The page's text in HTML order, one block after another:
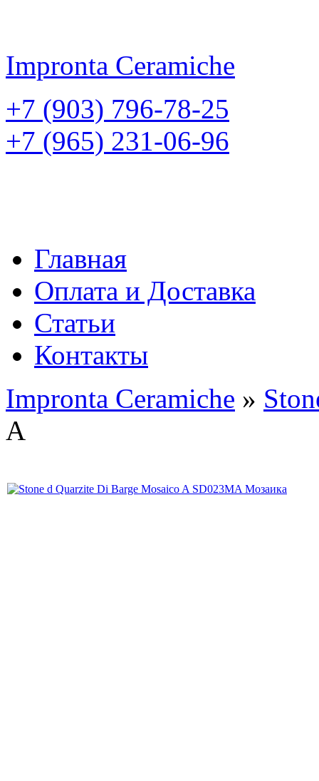
Impronta Ceramiche
+7 (903) 796-78-25
+7 (965) 231-06-96
Главная
Оплата и Доставка
Статьи
Контакты
Impronta Ceramiche »
A